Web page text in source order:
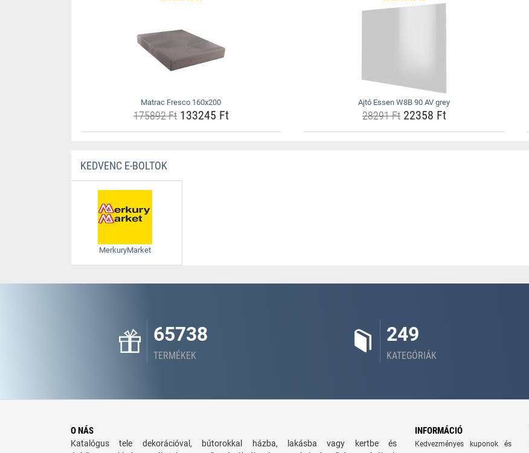
Matrac Fresco 160x200
175892 Ft133245 Ft
Ajtó Essen W8B 90 AV grey
28291 Ft22358 Ft
KEDVENC E-BOLTOK
MerkuryMarket
65738
TERMÉKEK
249
KATEGÓRIÁK
O NÁS
Katalógus tele dekorációval, bútorokkal házba, lakásba vagy kertbe és
INFORMÁCIÓ
Kedvezményes kuponok és